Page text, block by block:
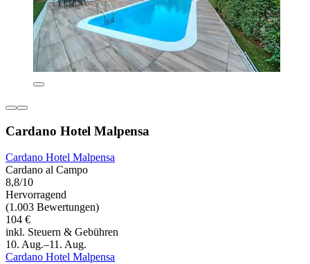
Cardano Hotel Malpensa
Cardano Hotel Malpensa
Cardano al Campo
8,8/10
Hervorragend
(1.003 Bewertungen)
104 €
inkl. Steuern & Gebühren
10. Aug.–11. Aug.
Cardano Hotel Malpensa